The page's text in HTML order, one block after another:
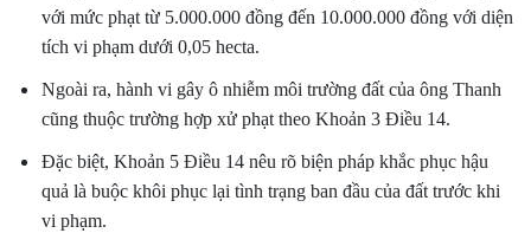
với mức phạt từ 5.000.000 đồng đến 10.000.000 đồng với diện
tích vi phạm dưới 0,05 hecta.
Ngoài ra, hành vi gây ô nhiễm môi trường đất của ông Thanh
cũng thuộc trường hợp xử phạt theo Khoản 3 Điều 14.
Đặc biệt, Khoản 5 Điều 14 nêu rõ biện pháp khắc phục hậu
quả là buộc khôi phục lại tình trạng ban đầu của đất trước khi
vi phạm.